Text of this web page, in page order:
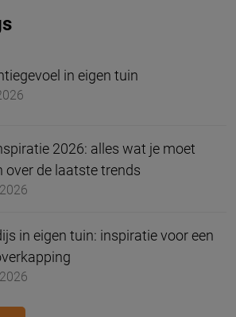
in eigen tuin
2026: alles wat je moet
over de laatste trends
in eigen tuin: inspiratie voor een